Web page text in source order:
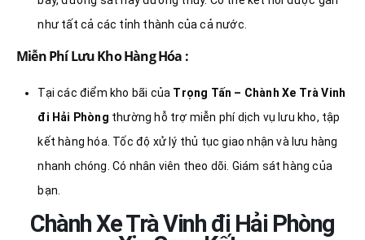
như tất cả các tỉnh thành của cả nước.
Miễn Phí Lưu Kho Hàng Hóa :
Tại các điểm kho bãi của Trọng Tấn – Chành Xe Trà Vinh
đi Hải Phòng thường hỗ trợ miễn phí dịch vụ lưu kho, tập
kết hàng hóa. Tốc độ xử lý thủ tục giao nhận và lưu hàng
nhanh chóng. Có nhân viên theo dõi. Giám sát hàng của
bạn.
Chành Xe Trà Vinh đi Hải Phòng